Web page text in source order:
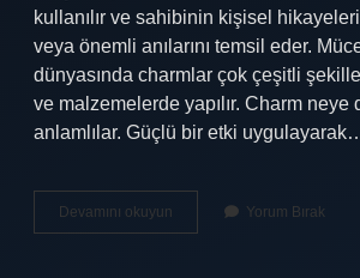
kullanılır ve sahibinin kişisel
veya önemli anılarını temsil eder.
dünyasında charmlar çok çeşitli
ve malzemelerde yapılır. Charm neye
anlamlılar. Güçlü bir etki
Devamını okuyun
Charm
Yorum Bırak